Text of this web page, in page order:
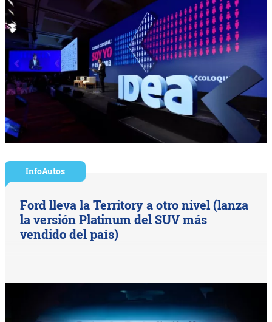
InfoAutos
Ford lleva la Territory a otro nivel (lanza
la versión Platinum del SUV más
vendido del país)